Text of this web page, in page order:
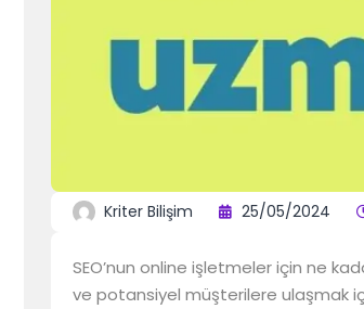
Kriter Bilişim 25/05/2024
SEO’nun online işletmeler için ne
ve potansiyel müşterilere ulaşmak